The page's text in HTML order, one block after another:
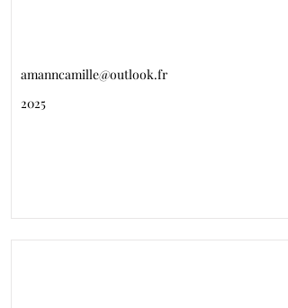
amanncamille@outlook.fr
2025